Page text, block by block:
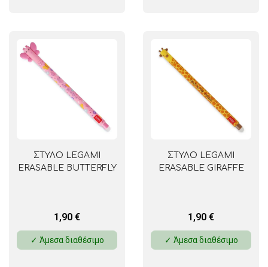
ΣΤΥΛΟ LEGAMI
ERASABLE BUTTERFLY
1,90 €
✓ Άμεσα διαθέσιμο
ΣΤΥΛΟ LEGAMI
ERASABLE GIRAFFE
1,90 €
✓ Άμεσα διαθέσιμο